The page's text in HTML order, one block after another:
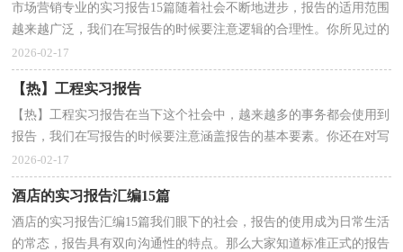
市场营销专业的实习报告15篇随着社会不断地进步，报告的适用范围
越来越广泛，我们在写报告的时候要注意逻辑的合理性。你所见过的
报告是什么样的呢？下面是小编精心整理的市场营销...
2026-02-17
【热】工程实习报告
【热】工程实习报告在当下这个社会中，越来越多的事务都会使用到
报告，我们在写报告的时候要注意涵盖报告的基本要素。你还在对写
报告感到一筹莫展吗？下面是小编为大家收集的工程...
2026-02-17
酒店的实习报告汇编15篇
酒店的实习报告汇编15篇我们眼下的社会，报告的使用成为日常生活
的常态，报告具有双向沟通性的特点。那么大家知道标准正式的报告